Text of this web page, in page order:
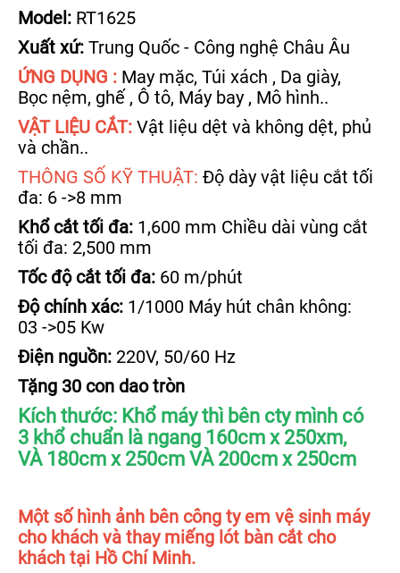
Model: RT1625
Xuất xứ: Trung Quốc - Công nghệ Châu Âu
ỨNG DỤNG : May mặc, Túi xách , Da giày,
Bọc nệm, ghế , Ô tô, Máy bay , Mô hình..
VẬT LIỆU CẮT: Vật liệu dệt và không dệt, phủ
và chần..
THÔNG SỐ KỸ THUẬT: Độ dày vật liệu cắt tối
đa: 6 ->8 mm
Khổ cắt tối đa: 1,600 mm Chiều dài vùng cắt
tối đa: 2,500 mm
Tốc độ cắt tối đa: 60 m/phút
Độ chính xác: 1/1000 Máy hút chân không:
03 ->05 Kw
Điện nguồn: 220V, 50/60 Hz
Tặng 30 con dao tròn
Kích thước: Khổ máy thì bên cty mình có
3 khổ chuẩn là ngang 160cm x 250xm,
VÀ 180cm x 250cm VÀ 200cm x 250cm
Một số hình ảnh bên công ty em vệ sinh máy
cho khách và thay miếng lót bàn cắt cho
khách tại Hồ Chí Minh.